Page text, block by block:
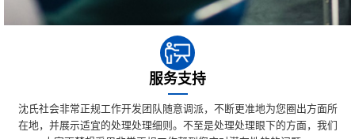
服务支持
沈氏社会非常正规工作开发团队随意调派，不断更准地为您圈出方面所
在地，并展示适宜的处理处理细则。不至是处理处理眼下的方面，我们